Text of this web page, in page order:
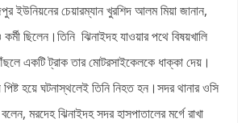
ইউনিয়নের চেয়ারম্যান খুরশিদ আলম মিয়া জানান,
ছিলেন।তিনি ঝিনাইদহ যাওয়ার পথে বিষয়খালি
একটি ট্রাক তার মোটরসাইকেলকে ধাক্কা দেয়।
হয়ে ঘটনাস্থলেই তিনি নিহত হন।সদর থানার ওসি
মরদেহ ঝিনাইদহ সদর হাসপাতালের মর্গে রাখা